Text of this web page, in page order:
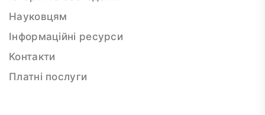
Науковцям
Інформаційні ресурси
Контакти
Платні послуги